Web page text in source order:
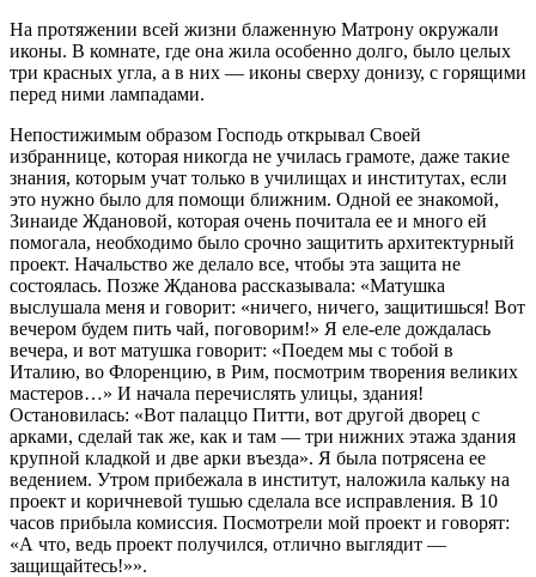
На протяжении всей жизни блаженную Матрону окружали
иконы. В комнате, где она жила особенно долго, было целых
три красных угла, а в них — иконы сверху донизу, с горящими
перед ними лампадами.
Непостижимым образом Господь открывал Своей
избраннице, которая никогда не училась грамоте, даже такие
знания, которым учат только в училищах и институтах, если
это нужно было для помощи ближним. Одной ее знакомой,
Зинаиде Ждановой, которая очень почитала ее и много ей
помогала, необходимо было срочно защитить архитектурный
проект. Начальство же делало все, чтобы эта защита не
состоялась. Позже Жданова рассказывала: «Матушка
выслушала меня и говорит: «ничего, ничего, защитишься! Вот
вечером будем пить чай, поговорим!» Я еле-еле дождалась
вечера, и вот матушка говорит: «Поедем мы с тобой в
Италию, во Флоренцию, в Рим, посмотрим творения великих
мастеров…» И начала перечислять улицы, здания!
Остановилась: «Вот палаццо Питти, вот другой дворец с
арками, сделай так же, как и там — три нижних этажа здания
крупной кладкой и две арки въезда». Я была потрясена ее
ведением. Утром прибежала в институт, наложила кальку на
проект и коричневой тушью сделала все исправления. В 10
часов прибыла комиссия. Посмотрели мой проект и говорят:
«А что, ведь проект получился, отлично выглядит —
защищайтесь!»».